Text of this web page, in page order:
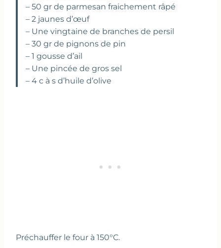
– 50 gr de parmesan fraichement râpé
– 2 jaunes d’œuf
– Une vingtaine de branches de persil
– 30 gr de pignons de pin
– 1 gousse d’ail
– Une pincée de gros sel
– 4 c à s d’huile d’olive
Préchauffer le four à 150°C.